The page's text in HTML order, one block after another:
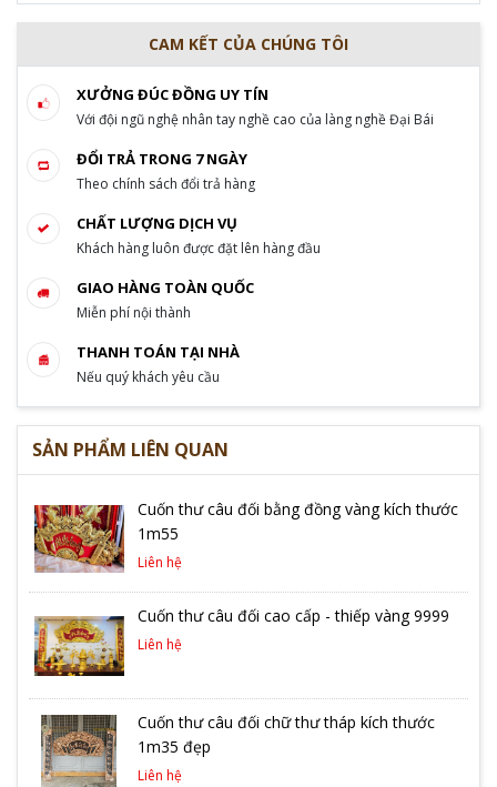
CAM KẾT CỦA CHÚNG TÔI
XƯỞNG ĐÚC ĐỒNG UY TÍN
Với đội ngũ nghệ nhân tay nghề cao của làng nghề Đại Bái
ĐỔI TRẢ TRONG 7 NGÀY
Theo chính sách đổi trả hàng
CHẤT LƯỢNG DỊCH VỤ
Khách hàng luôn được đặt lên hàng đầu
GIAO HÀNG TOÀN QUỐC
Miễn phí nội thành
THANH TOÁN TẠI NHÀ
Nếu quý khách yêu cầu
SẢN PHẨM LIÊN QUAN
Cuốn thư câu đối bằng đồng vàng kích thước
1m55
Liên hệ
Cuốn thư câu đối cao cấp - thiếp vàng 9999
Liên hệ
Cuốn thư câu đối chữ thư tháp kích thước
1m35 đẹp
Liên hệ